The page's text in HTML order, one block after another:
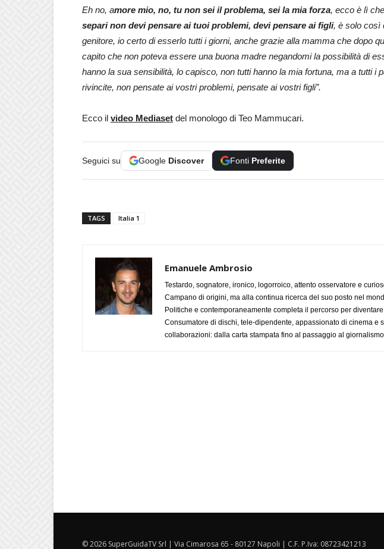
Eh no, amore mio, no, tu non sei il problema, sei la mia forza, ecco è lì
separi non devi pensare ai tuoi problemi, devi pensare ai figli, è solo così
genitore, io certo di esserlo tutti i giorni, anche grazie alla mamma che dopo
capito che non poteva essere una buona madre negandomi la possibilità di
hanno la sua sensibilità, lo capisco, non tutti hanno la mia fortuna, ma a tutti i
rivincite, non pensate ai vostri problemi, pensate ai vostri figli”.
Ecco il video Mediaset del monologo di Teo Mammucari.
Seguici su Google Discover Fonti Preferite
TAGS Italia 1
Emanuele Ambrosio
Testardo, sognatore, ironico, logorroico, attento osservatore e
Campano di origini, ma alla continua ricerca del suo posto nel
Politiche e contemporaneamente completa il percorso per
Consumatore di dischi, tele-dipendente, appassionato di cinema e
collaborazioni: dalla carta stampata fino al passaggio al giornalismo
© 2026 SuperGuidaTV Srl | Via Cimarosa 65 - 80127 Napoli | C.F. P.Iva: 08723421213